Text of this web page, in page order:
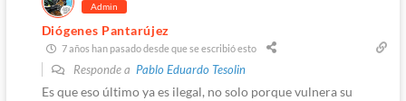
Admin
Diógenes Pantarújez
7 años han pasado desde que se escribió esto
Responde a Pablo Eduardo Tesolin
Es que eso último ya es ilegal, no solo porque vulnera su